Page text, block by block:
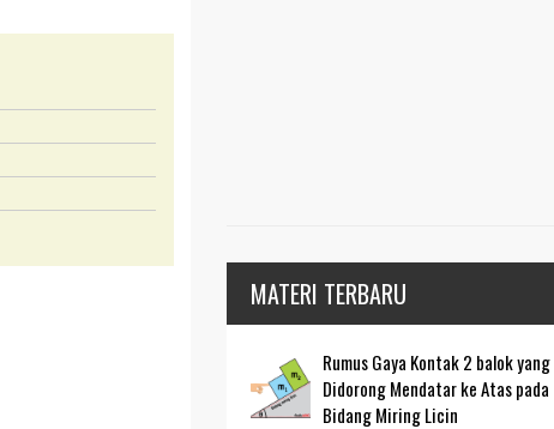
MATERI TERBARU
Rumus Gaya Kontak 2 balok yang
Didorong Mendatar ke Atas pada
Bidang Miring Licin